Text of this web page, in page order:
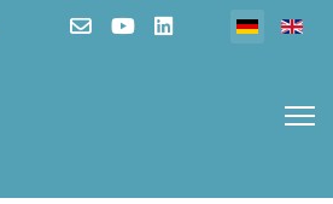
Sprache